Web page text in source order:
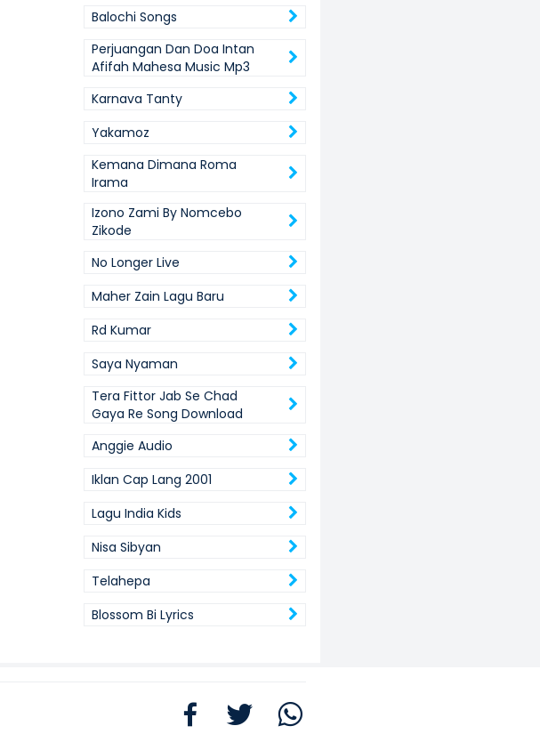
Balochi Songs
Perjuangan Dan Doa Intan
Afifah Mahesa Music Mp3
Karnava Tanty
Yakamoz
Kemana Dimana Roma
Irama
Izono Zami By Nomcebo
Zikode
No Longer Live
Maher Zain Lagu Baru
Rd Kumar
Saya Nyaman
Tera Fittor Jab Se Chad
Gaya Re Song Download
Anggie Audio
Iklan Cap Lang 2001
Lagu India Kids
Nisa Sibyan
Telahepa
Blossom Bi Lyrics